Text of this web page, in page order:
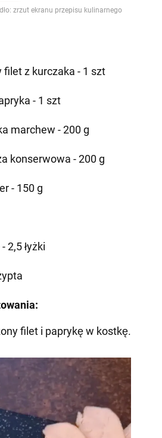
Video
filet z kurczaka - 1 szt
- 1 szt
marchew - 200 g
konserwowa - 200 g
- 150 g
2,5 łyżki
filet i paprykę w kostkę.